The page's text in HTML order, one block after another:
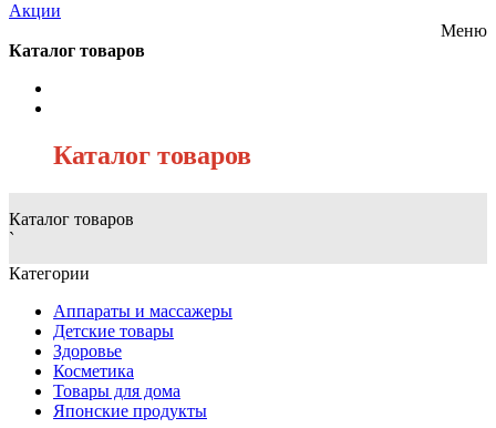
Акции
Меню
Каталог товаров
Каталог товаров
Каталог товаров
`
Категории
Аппараты и массажеры
Детские товары
Здоровье
Косметика
Товары для дома
Японские продукты